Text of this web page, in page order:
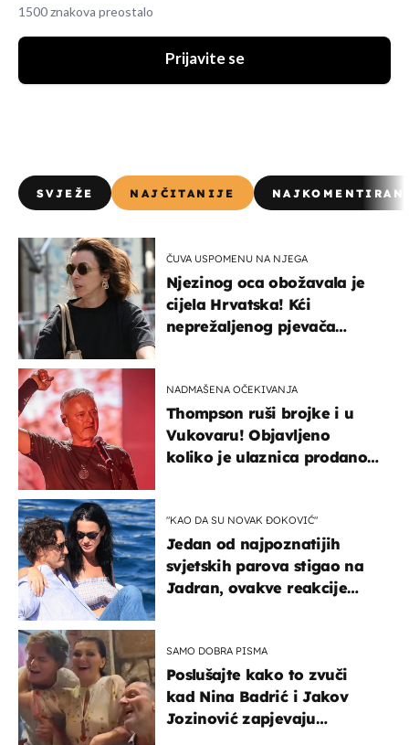
1500 znakova preostalo
Prijavite se
SVJEŽE NAJČITANIJE
ČUVA USPOMENU NA NJEGA
Njezinog oca obožavala je
cijela Hrvatska! Kći
neprežaljenog pjevača
NADMAŠENA OČEKIVANJA
Thompson ruši brojke i u
Vukovaru! Objavljeno
koliko je ulaznica prodano
"KAO DA SU NOVAK ĐOKOVIĆ"
Jedan od najpoznatijih
svjetskih parova stigao na
Jadran, ovakve reakcije
SAMO DOBRA PISMA
Poslušajte kako to zvuči
kad Nina Badrić i Jakov
Jozinović zapjevaju